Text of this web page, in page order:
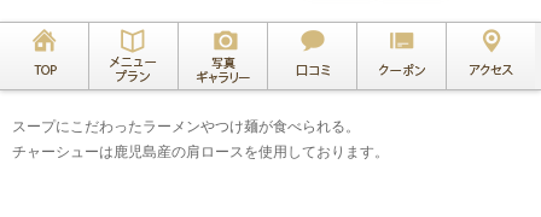
スープにこだわったラーメンやつけ麺が食べられる。
チャーシューは鹿児島産の肩ロースを使用しております。